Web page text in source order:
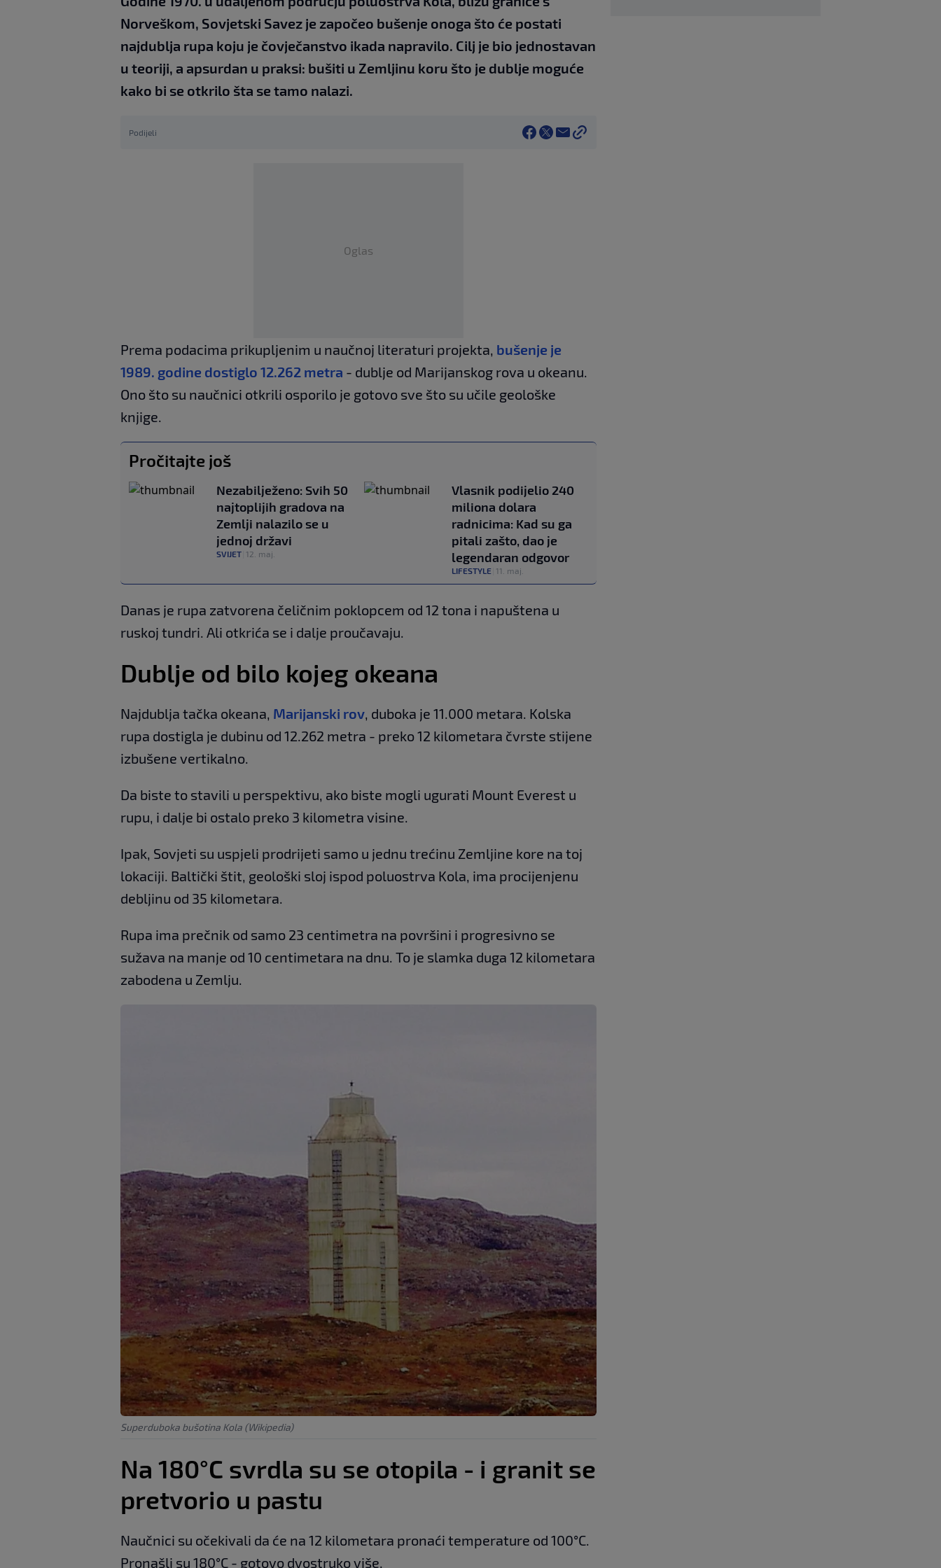
Norveškom, Sovjetski Savez je započeo bušenje onoga što će postati
najdublja rupa koju je čovječanstvo ikada napravilo. Cilj je bio jednostavan
u teoriji, a apsurdan u praksi: bušiti u Zemljinu koru što je dublje moguće
kako bi se otkrilo šta se tamo nalazi.
Podijeli
Oglas
Prema podacima prikupljenim u naučnoj literaturi projekta, bušenje je
1989. godine dostiglo 12.262 metra - dublje od Marijanskog rova ​​u okeanu.
Ono što su naučnici otkrili osporilo je gotovo sve što su učile geološke
knjige.
Pročitajte još
Nezabilježeno: Svih 50
najtoplijih gradova na
Zemlji nalazilo se u
jednoj državi
SVIJET 12. maj.
Vlasnik podijelio 240
miliona dolara
radnicima: Kad su ga
pitali zašto, dao je
legendaran odgovor
LIFESTYLE 11. maj.
Danas je rupa zatvorena čeličnim poklopcem od 12 tona i napuštena u
ruskoj tundri. Ali otkrića se i dalje proučavaju.
Dublje od bilo kojeg okeana
Najdublja tačka okeana, Marijanski rov, duboka je 11.000 metara. Kolska
rupa dostigla je dubinu od 12.262 metra - preko 12 kilometara čvrste stijene
izbušene vertikalno.
Da biste to stavili u perspektivu, ako biste mogli ugurati Mount Everest u
rupu, i dalje bi ostalo preko 3 kilometra visine.
Ipak, Sovjeti su uspjeli prodrijeti samo u jednu trećinu Zemljine kore na toj
lokaciji. Baltički štit, geološki sloj ispod poluostrva Kola, ima procijenjenu
debljinu od 35 kilometara.
Rupa ima prečnik od samo 23 centimetra na površini i progresivno se
sužava na manje od 10 centimetara na dnu. To je slamka duga 12 kilometara
zabodena u Zemlju.
Superduboka bušotina Kola (Wikipedia)
Na 180°C svrdla su se otopila - i granit se
pretvorio u pastu
Naučnici su očekivali da će na 12 kilometara pronaći temperature od 100°C.
Pronašli su 180°C - gotovo dvostruko više.